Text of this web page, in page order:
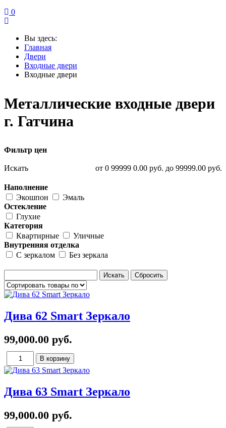
0
Вы здесь:
Главная
Двери
Входные двери
Входные двери
Металлические входные двери
г. Гатчина
Фильтр цен
от 0 99999 0.00 руб. до 99999.00 руб.
Искать
Наполнение
Экошпон
Эмаль
Остекление
Глухие
Категория
Квартирные
Уличные
Внутренняя отделка
С зеркалом
Без зеркала
Дива 62 Smart Зеркало
99,000.00 руб.
Дива 63 Smart Зеркало
99,000.00 руб.